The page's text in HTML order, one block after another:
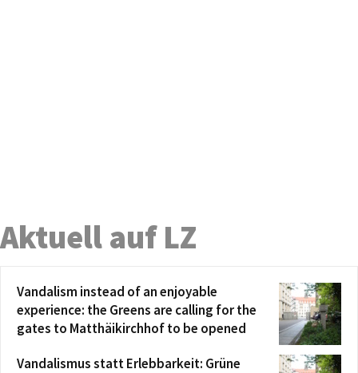
Aktuell auf LZ
Vandalism instead of an enjoyable
experience: the Greens are calling for the
gates to Matthäikirchhof to be opened
Vandalismus statt Erlebbarkeit: Grüne